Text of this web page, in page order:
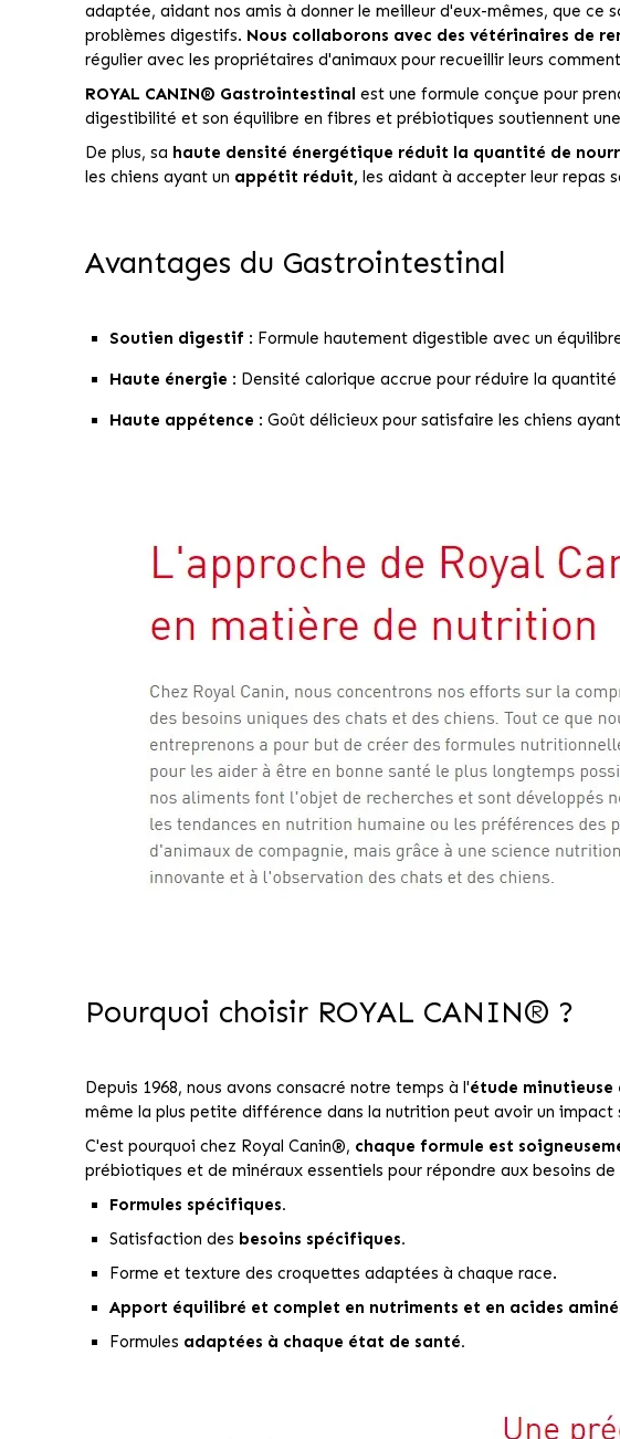
adaptée, aidant nos amis à donner le meilleur d'eux-mêmes, que ce
problèmes digestifs. Nous collaborons avec des vétérinaires de
régulier avec les propriétaires d'animaux pour recueillir leurs
ROYAL CANIN® Gastrointestinal est une formule conçue pour
digestibilité et son équilibre en fibres et prébiotiques soutiennent une
De plus, sa haute densité énergétique réduit la quantité de
les chiens ayant un appétit réduit, les aidant à accepter leur repas
Avantages du Gastrointestinal
Soutien digestif : Formule hautement digestible avec un
Haute énergie : Densité calorique accrue pour réduire la
Haute appétence : Goût délicieux pour satisfaire les chiens
Pourquoi choisir ROYAL CANIN® ?
Depuis 1968, nous avons consacré notre temps à l'étude minutieuse
même la plus petite différence dans la nutrition peut avoir un
C'est pourquoi chez Royal Canin®, chaque formule est
prébiotiques et de minéraux essentiels pour répondre aux besoins
Formules spécifiques.
Satisfaction des besoins spécifiques.
Forme et texture des croquettes adaptées à chaque race.
Apport équilibré et complet en nutriments et en acides
Formules adaptées à chaque état de santé.